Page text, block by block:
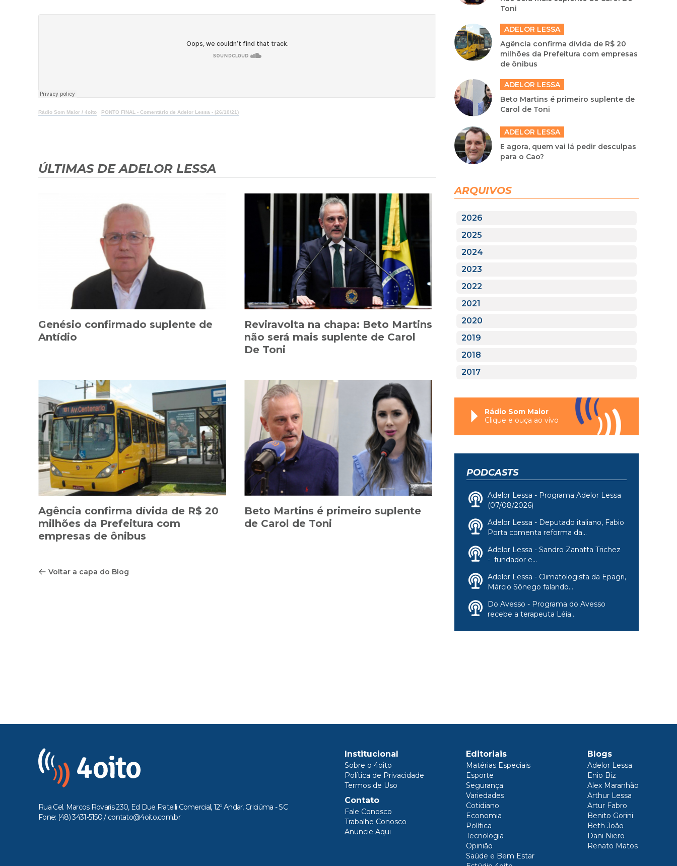
Rádio Som Maior / 4oito · PONTO FINAL - Comentário de Adelor Lessa - (26/10/21)
ÚLTIMAS DE ADELOR LESSA
Genésio confirmado suplente de
Antídio
Reviravolta na chapa: Beto Martins
não será mais suplente de Carol
De Toni
Agência confirma dívida de R$ 20
milhões da Prefeitura com
empresas de ônibus
Beto Martins é primeiro suplente
de Carol de Toni
Voltar a capa do Blog
Toni
ADELOR LESSA
Agência confirma dívida de R$ 20
milhões da Prefeitura com empresas
de ônibus
ADELOR LESSA
Beto Martins é primeiro suplente de
Carol de Toni
ADELOR LESSA
E agora, quem vai lá pedir desculpas
para o Cao?
ARQUIVOS
2026
2025
2024
2023
2022
2021
2020
2019
2018
2017
Rádio Som Maior
Clique e ouça ao vivo
PODCASTS
Adelor Lessa - Programa Adelor Lessa
(07/08/2026)
Adelor Lessa - Deputado italiano, Fabio
Porta comenta reforma da...
Adelor Lessa - Sandro Zanatta Trichez
- fundador e...
Adelor Lessa - Climatologista da Epagri,
Márcio Sônego falando...
Do Avesso - Programa do Avesso
recebe a terapeuta Léia...
Rua Cel. Marcos Rovaris 230, Ed Due Fratelli Comercial, 12º Andar, Criciúma - SC
Fone: (48) 3431-5150 / contato@4oito.com.br
Institucional
Sobre o 4oito
Política de Privacidade
Termos de Uso
Contato
Fale Conosco
Trabalhe Conosco
Anuncie Aqui
Editoriais
Matérias Especiais
Esporte
Segurança
Variedades
Cotidiano
Economia
Política
Tecnologia
Opinião
Saúde e Bem Estar
Blogs
Adelor Lessa
Enio Biz
Alex Maranhão
Arthur Lessa
Artur Fabro
Benito Gorini
Beth João
Dani Niero
Renato Matos